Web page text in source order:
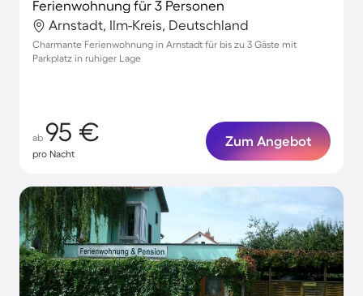
Ferienwohnung für 3 Personen
Arnstadt, Ilm-Kreis, Deutschland
Charmante Ferienwohnung in Arnstadt für bis zu 3 Gäste mit
Parkplatz in ruhiger Lage
ab 95 €
pro Nacht
Zum Angebot